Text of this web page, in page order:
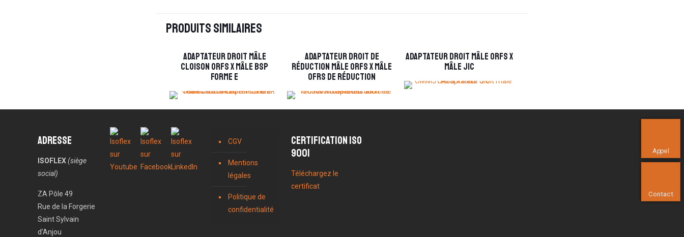
Produits similaires
Adaptateur droit mâle
cloison ORFS x mâle BSP
forme E
Adaptateur droit de
réduction mâle ORFS x mâle
OFRS de réduction
Adaptateur droit mâle ORFS x
mâle JIC
Adresse
ISOFLEX(siège
social)
ZA Pôle 49
Rue de la Forgerie
Saint Sylvain
d’Anjou
CGV
Mentions
légales
Politique de
confidentialité
Certification ISO
9001
Téléchargez le
certificat
Appel
Contact